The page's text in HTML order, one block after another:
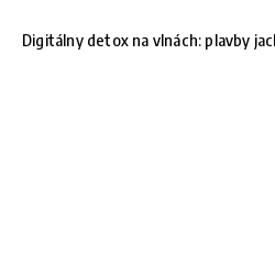
Digitálny detox na vlnách: plavby